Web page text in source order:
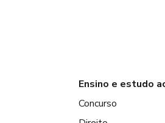
Ensino e estudo
Concurso